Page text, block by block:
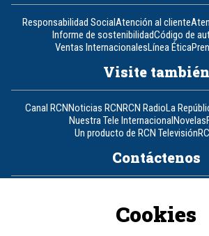
Responsabilidad SocialAtención al cliente
Informe de sostenibilidadCódigo de
Ventas InternacionalesLínea Ética
Visite también
Canal RCNNoticias RCNRCN RadioLa
Nuestra Tele InternacionalNovelas
Un producto de RCN Televisión
Contáctenos
Cookies